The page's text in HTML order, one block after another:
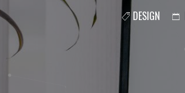
DESIGN